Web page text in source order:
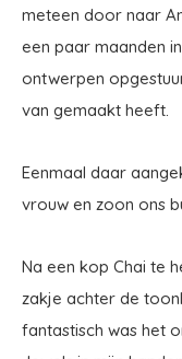
meteen door naar
een paar maanden
ontwerpen
van gemaakt heeft.
Eenmaal daar
vrouw en zoon ons
Na een kop Chai te
zakje achter de
fantastisch was het